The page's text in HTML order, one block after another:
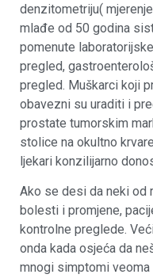
denzitometriju(
mlađe od 50 godina
pomenute
pregled,
pregled. Muškarci koji
obavezni su uraditi i
prostate tumorskim
stolice na okultno
ljekari konzilijarno
Ako se desi da neki od
bolesti i promjene,
kontrolne preglede.
onda kada osjeća da
mnogi simptomi